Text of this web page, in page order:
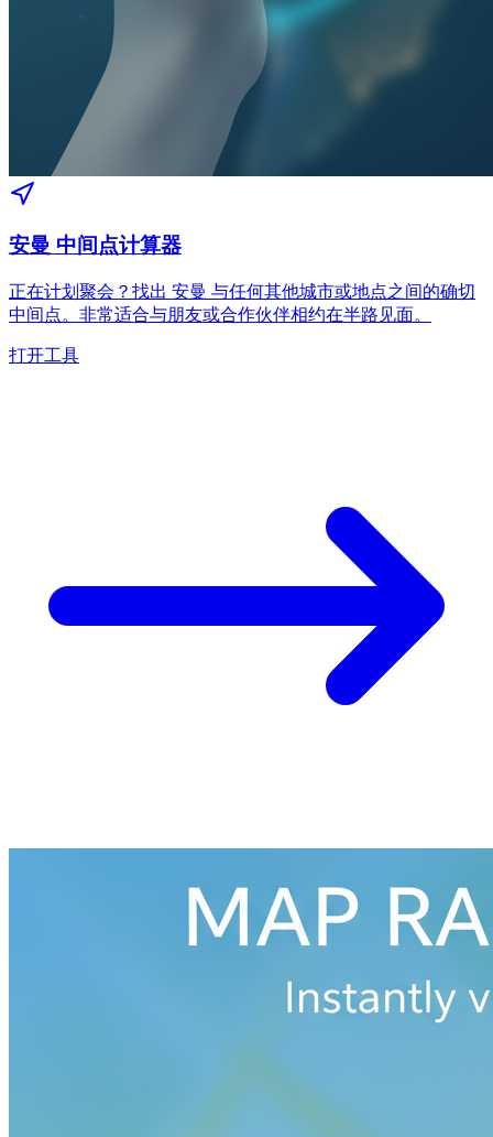
安曼 中间点计算器
正在计划聚会？找出 安曼 与任何其他城市或地点之间的确切
中间点。非常适合与朋友或合作伙伴相约在半路见面。
打开工具